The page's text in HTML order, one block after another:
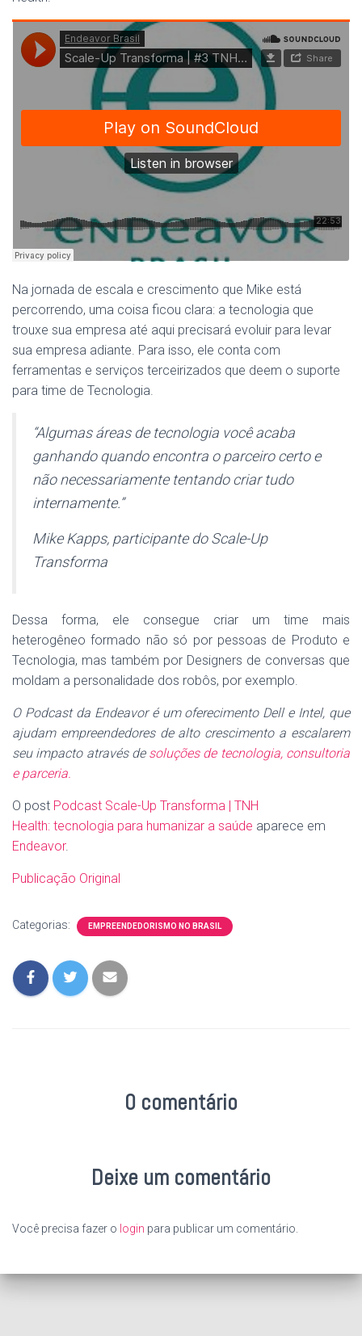
Na jornada de escala e crescimento que Mike está
percorrendo, uma coisa ficou clara: a tecnologia que
trouxe sua empresa até aqui precisará evoluir para levar
sua empresa adiante. Para isso, ele conta com
ferramentas e serviços terceirizados que deem o suporte
para time de Tecnologia.
“Algumas áreas de tecnologia você acaba
ganhando quando encontra o parceiro certo e
não necessariamente tentando criar tudo
internamente.”
Mike Kapps, participante do Scale-Up
Transforma
Dessa forma, ele consegue criar um time mais
heterogêneo formado não só por pessoas de Produto e
Tecnologia, mas também por Designers de conversas que
moldam a personalidade dos robôs, por exemplo.
O Podcast da Endeavor é um oferecimento Dell e Intel, que
ajudam empreendedores de alto crescimento a escalarem
seu impacto através de soluções de tecnologia, consultoria
e parceria.
O post Podcast Scale-Up Transforma | TNH
Health: tecnologia para humanizar a saúde aparece em
Endeavor.
Publicação Original
Categorias: EMPREENDEDORISMO NO BRASIL
0 comentário
Deixe um comentário
Você precisa fazer o login para publicar um comentário.